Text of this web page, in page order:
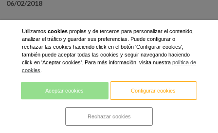
06/02/2018
Polígono Industrial Camí dels Frares Tel. 973232104
Fax. 973597037
info@lleidatanamediambient.com
Aviso legal y política de privacidad
Utilizamos cookiespropias y de terceros para personalizar el contenido,
analizar el tráfico y guardar sus preferencias. Puede configurar o
rechazar las cookies haciendo click en el botón 'Configurar cookies',
también puede aceptar todas las cookies y seguir navegando haciendo
click en 'Aceptar cookies'. Para más información, visita nuestra política de
cookies
Aceptar cookies Configurar cookies
Rechazar cookies